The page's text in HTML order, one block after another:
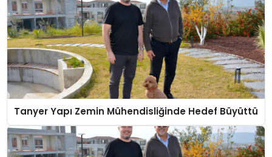
Tanyer Yapı Zemin Mühendisliğinde Hedef Büyüttü